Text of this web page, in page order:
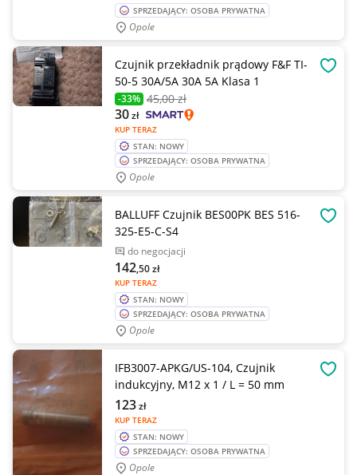
SPRZEDAJĄCY: OSOBA PRYWATNA
Opole
Czujnik przekładnik prądowy F&F TI-
50-5 30A/5A 30A 5A Klasa 1
-33% 45,00 zł
KUP TERAZ
30zł
STAN: NOWY
SPRZEDAJĄCY: OSOBA PRYWATNA
Opole
BALLUFF Czujnik BES00PK BES 516-
325-E5-C-S4
do negocjacji
KUP TERAZ
142,50zł
STAN: NOWY
SPRZEDAJĄCY: OSOBA PRYWATNA
Opole
IFB3007-APKG/US-104, Czujnik
indukcyjny, M12 x 1 / L = 50 mm
KUP TERAZ
123zł
STAN: NOWY
SPRZEDAJĄCY: OSOBA PRYWATNA
Opole